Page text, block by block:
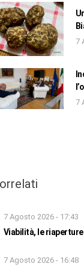
7
7
7 Agosto 2026 - 17:43
Viabilità, le
7 Agosto 2026 - 16:48